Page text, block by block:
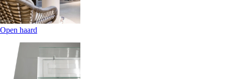
Open haard